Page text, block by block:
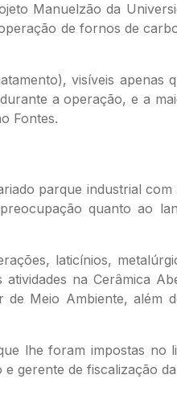
Manuelzão da
de fornos de
visíveis apenas
a operação, e a
Fontes.
parque industrial com
quanto ao
laticínios,
na Cerâmica
Meio Ambiente, além
lhe foram impostas no
gerente de fiscalização